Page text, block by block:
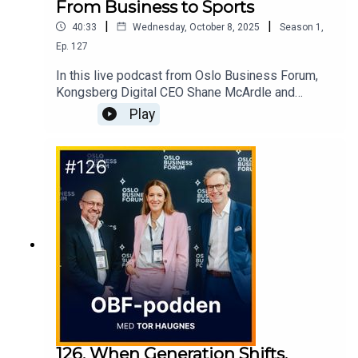
From Business to Sports
40:33 | Wednesday, October 8, 2025 | Season 1 ,
Ep. 127
In this live podcast from Oslo Business Forum,
Kongsberg Digital CEO Shane McArdle and
Olympic champion Aksel Lund Svindal explore the
parallels between business and elite sports.What
does it take to lead under pressure, build winning
teams, and stay aligned in high-stakes
environments?
Play
126. When Generation Shifts,